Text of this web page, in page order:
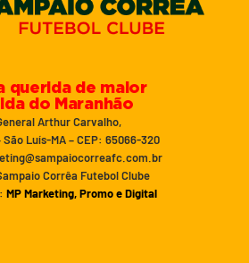
querida de maior
do Maranhão
Arthur Carvalho,
São Luís-MA – CEP: 65066-320
Corrêa Futebol Clube
MP Marketing, Promo e Digital